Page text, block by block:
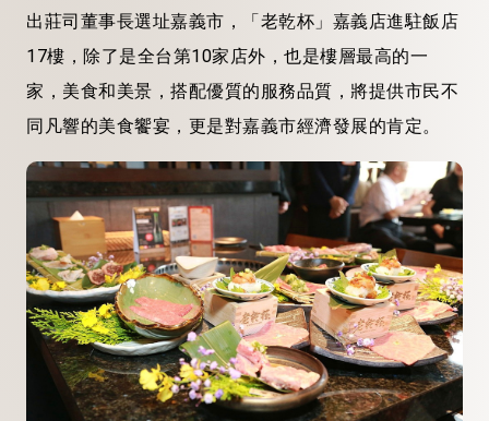
出莊司董事長選址嘉義市，「老乾杯」嘉義店進駐飯店
17樓，除了是全台第10家店外，也是樓層最高的一
家，美食和美景，搭配優質的服務品質，將提供市民不
同凡響的美食饗宴，更是對嘉義市經濟發展的肯定。